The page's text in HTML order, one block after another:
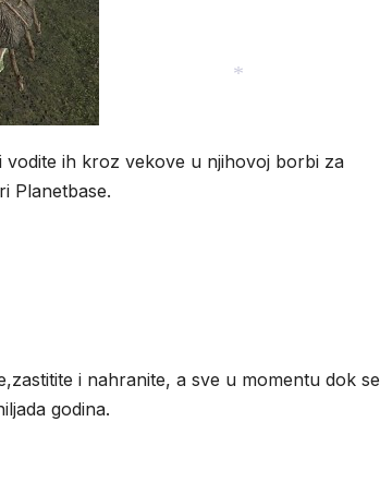
ih kroz vekove u njihovoj borbi za
Planetbase.
i nahranite, a sve u momentu dok se
godina.